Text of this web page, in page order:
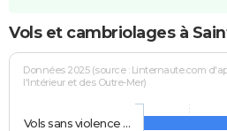
Vols et cambriolages à
Données 2025 (source : Linternaute.com
l'Intérieur et des Outre-Mer)
Vols sans violence …